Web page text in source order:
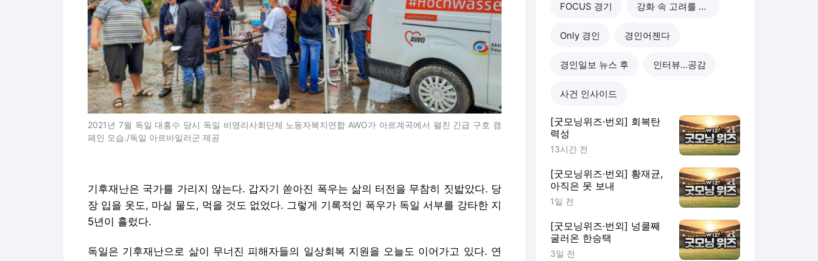
2021년 7월 독일 대홍수 당시 독일 비영리사회단체 노동자복지연합 AWO가 아르계곡에서 펼친 긴급 구호 캠
페인 모습./독일 아르바일러군 제공
기후재난은 국가를 가리지 않는다. 갑자기 쏟아진 폭우는 삶의 터전을 무참히 짓밟았다. 당
장 입을 옷도, 마실 물도, 먹을 것도 없었다. 그렇게 기록적인 폭우가 독일 서부를 강타한 지
5년이 흘렀다.
독일은 기후재난으로 삶이 무너진 피해자들의 일상회복 지원을 오늘도 이어가고 있다. 연
FOCUS 경기 강화 속 고려를 찾아서
Only 경인 경인어젠다
경인일보 뉴스 후 인터뷰…공감
사건 인사이드
[굿모닝위즈·번외] 회복탄
력성
13시간 전
[굿모닝위즈·번외] 황재균,
아직은 못 보내
1일 전
[굿모닝위즈·번외] 넝쿨째
굴러온 한승택
3일 전